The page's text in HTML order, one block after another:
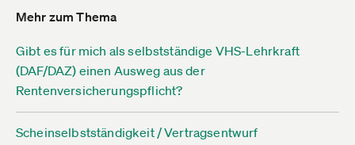
Mehr zum Thema
Gibt es für mich als selbstständige VHS-Lehrkraft
(DAF/DAZ) einen Ausweg aus der
Rentenversicherungspflicht?
Scheinselbstständigkeit / Vertragsentwurf